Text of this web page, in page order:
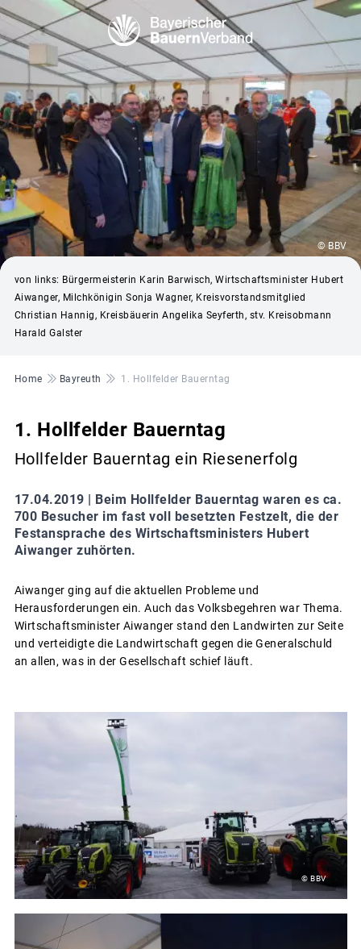
© BBV
von links: Bürgermeisterin Karin Barwisch, Wirtschaftsminister Hubert
Aiwanger, Milchkönigin Sonja Wagner, Kreisvorstandsmitglied
Christian Hannig, Kreisbäuerin Angelika Seyferth, stv. Kreisobmann
Harald Galster
Pfadnavigation
Home Bayreuth 1. Hollfelder Bauerntag
1. Hollfelder Bauerntag
Hollfelder Bauerntag ein Riesenerfolg
17.04.2019 |
Beim Hollfelder Bauerntag waren es ca.
700 Besucher im fast voll besetzten Festzelt, die der
Festansprache des Wirtschaftsministers Hubert
Aiwanger zuhörten.
Aiwanger ging auf die aktuellen Probleme und
Herausforderungen ein. Auch das Volksbegehren war Thema.
Wirtschaftsminister Aiwanger stand den Landwirten zur Seite
und verteidigte die Landwirtschaft gegen die Generalschuld
an allen, was in der Gesellschaft schief läuft.
© BBV